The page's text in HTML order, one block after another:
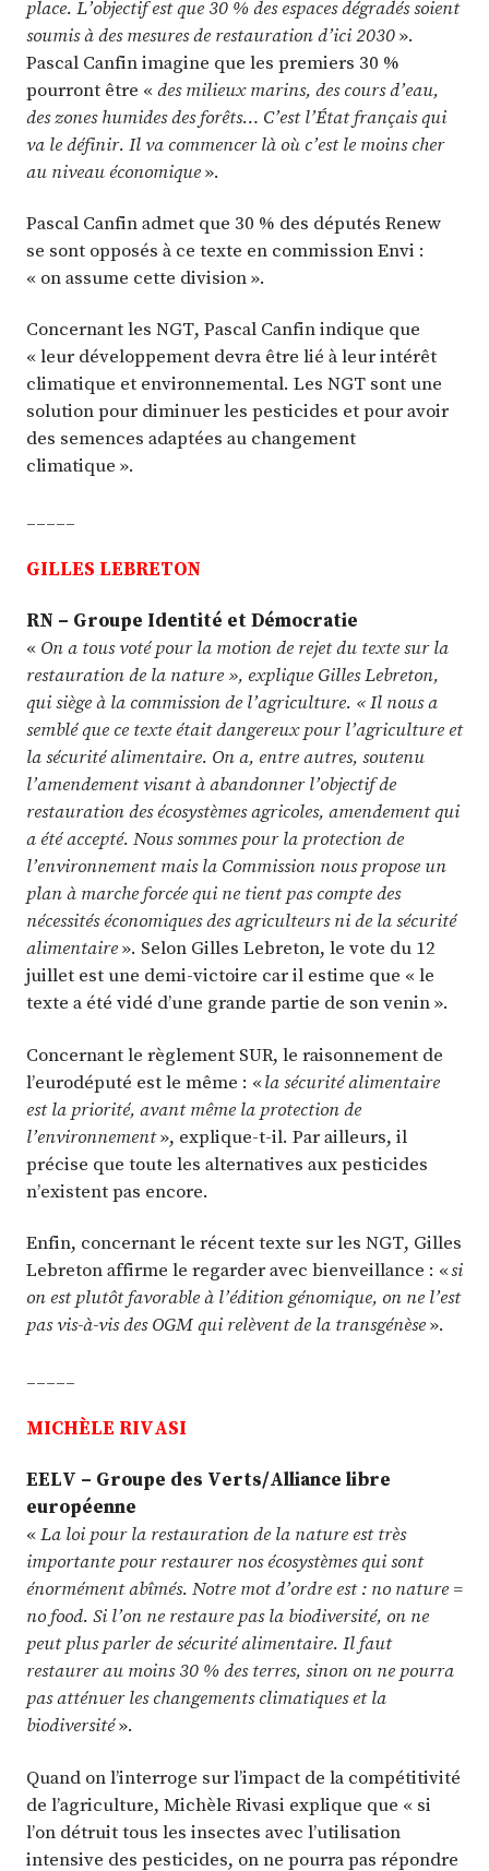
place. L’objectif est que 30 % des espaces dégradés soient
soumis à des mesures de restauration d’ici 2030».
Pascal Canfin imagine que les premiers 30 %
pourront être «des milieux marins, des cours d’eau,
des zones humides des forêts… C’est l’État français qui
va le définir. Il va commencer là où c’est le moins cher
au niveau économique».
Pascal Canfin admet que 30 % des députés Renew
se sont opposés à ce texte en commission Envi :
« on assume cette division ».
Concernant les NGT, Pascal Canfin indique que
« leur développement devra être lié à leur intérêt
climatique et environnemental. Les NGT sont une
solution pour diminuer les pesticides et pour avoir
des semences adaptées au changement
climatique ».
GILLES LEBRETON
RN – Groupe Identité et Démocratie
« On a tous voté pour la motion de rejet du texte sur la
restauration de la nature », explique Gilles Lebreton,
qui siège à la commission de l’agriculture. « Il nous a
semblé que ce texte était dangereux pour l’agriculture et
la sécurité alimentaire. On a, entre autres, soutenu
l’amendement visant à abandonner l’objectif de
restauration des écosystèmes agricoles, amendement qui
a été accepté. Nous sommes pour la protection de
l’environnement mais la Commission nous propose un
plan à marche forcée qui ne tient pas compte des
nécessités économiques des agriculteurs ni de la sécurité
alimentaire». Selon Gilles Lebreton, le vote du 12
juillet est une demi-victoire car il estime que « le
texte a été vidé d’une grande partie de son venin ».
Concernant le règlement SUR, le raisonnement de
l’eurodéputé est le même : «la sécurité alimentaire
est la priorité, avant même la protection de
l’environnement», explique-t-il. Par ailleurs, il
précise que toute les alternatives aux pesticides
n’existent pas encore.
Enfin, concernant le récent texte sur les NGT, Gilles
Lebreton affirme le regarder avec bienveillance : «si
on est plutôt favorable à l’édition génomique, on ne l’est
pas vis-à-vis des OGM qui relèvent de la transgénèse».
MICHÈLE RIVASI
EELV – Groupe des Verts/Alliance libre
européenne
«La loi pour la restauration de la nature est très
importante pour restaurer nos écosystèmes qui sont
énormément abîmés. Notre mot d’ordre est : no nature =
no food. Si l’on ne restaure pas la biodiversité, on ne
peut plus parler de sécurité alimentaire. Il faut
restaurer au moins 30 % des terres, sinon on ne pourra
pas atténuer les changements climatiques et la
biodiversité».
Quand on l’interroge sur l’impact de la compétitivité
de l’agriculture, Michèle Rivasi explique que « si
l’on détruit tous les insectes avec l’utilisation
intensive des pesticides, on ne pourra pas répondre